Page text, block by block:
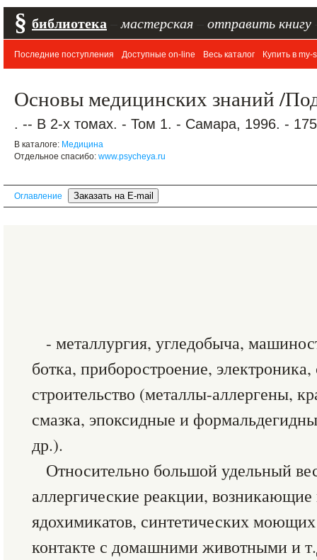
§ библиотека мастерская отправить книгу
Последние поступления Доступные on-line Весь каталог Купить в my-
Основы медицинских знаний /
. -- В 2-х томах. - Том 1. - Самара, 1996. -
В каталоге: Медицина
Отдельное спасибо: www.psycheya.ru
Оглавление
- металлургия, угледобыча,
ботка, приборостроение,
строительство (металлы-аллергены,
смазка, эпоксидные и
др.).
Относительно большой удельный
аллергические реакции,
ядохимикатов, синтетических
контакте с домашними жи­вот­ными и